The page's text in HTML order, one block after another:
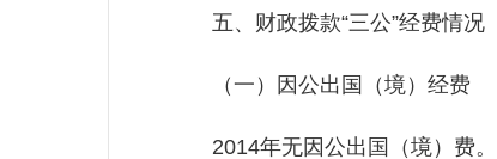
五、财政拨款“三公”经费情况
（一）因公出国（境）经费
2014年无因公出国（境）费。